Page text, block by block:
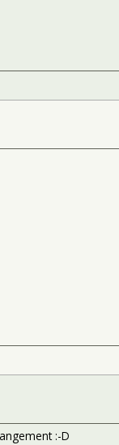
:-D